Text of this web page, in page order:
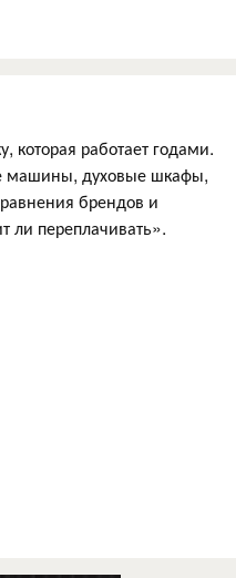
которая работает годами.
машины, духовые шкафы,
брендов и
ли переплачивать».